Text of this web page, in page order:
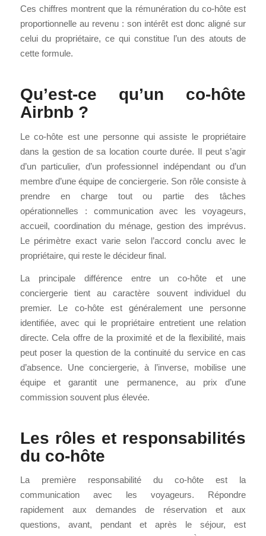
Ces chiffres montrent que la rémunération du co-hôte est
proportionnelle au revenu : son intérêt est donc aligné sur
celui du propriétaire, ce qui constitue l’un des atouts de
cette formule.
Qu’est-ce qu’un co-hôte
Airbnb ?
Le co-hôte est une personne qui assiste le propriétaire
dans la gestion de sa location courte durée. Il peut s’agir
d’un particulier, d’un professionnel indépendant ou d’un
membre d’une équipe de conciergerie. Son rôle consiste à
prendre en charge tout ou partie des tâches
opérationnelles : communication avec les voyageurs,
accueil, coordination du ménage, gestion des imprévus.
Le périmètre exact varie selon l’accord conclu avec le
propriétaire, qui reste le décideur final.
La principale différence entre un co-hôte et une
conciergerie tient au caractère souvent individuel du
premier. Le co-hôte est généralement une personne
identifiée, avec qui le propriétaire entretient une relation
directe. Cela offre de la proximité et de la flexibilité, mais
peut poser la question de la continuité du service en cas
d’absence. Une conciergerie, à l’inverse, mobilise une
équipe et garantit une permanence, au prix d’une
commission souvent plus élevée.
Les rôles et responsabilités
du co-hôte
La première responsabilité du co-hôte est la
communication avec les voyageurs. Répondre
rapidement aux demandes de réservation et aux
questions, avant, pendant et après le séjour, est